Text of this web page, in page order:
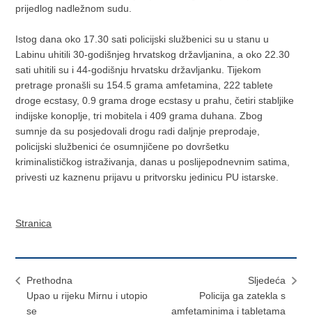
prijedlog nadležnom sudu.
Istog dana oko 17.30 sati policijski službenici su u stanu u
Labinu uhitili 30-godišnjeg hrvatskog državljanina, a oko 22.30
sati uhitili su i 44-godišnju hrvatsku državljanku. Tijekom
pretrage pronašli su 154.5 grama amfetamina, 222 tablete
droge ecstasy, 0.9 grama droge ecstasy u prahu, četiri stabljike
indijske konoplje, tri mobitela i 409 grama duhana. Zbog
sumnje da su posjedovali drogu radi daljnje preprodaje,
policijski službenici će osumnjičene po dovršetku
kriminalističkog istraživanja, danas u poslijepodnevnim satima,
privesti uz kaznenu prijavu u pritvorsku jedinicu PU istarske.
Stranica
Prethodna
Upao u rijeku Mirnu i utopio
se
Sljedeća
Policija ga zatekla s
amfetaminima i tabletama